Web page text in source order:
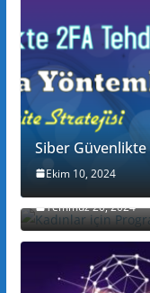
Siber Güvenlikte
Ekim 10, 2024
Kadınlar için
Temmuz 20, 2024